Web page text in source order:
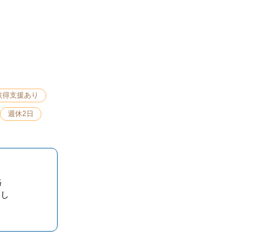
得支援あり
週休2日